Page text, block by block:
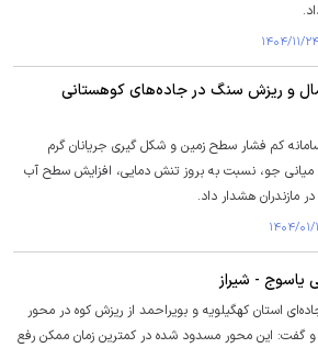
و ریزش سنگ در جاده‌های کوهستانی
سامانه کم فشار سطح زمین و شکل گیری جریانان گرم
میانی جو، نسبت به بروز تنش دمایی، افزایش سطح آب
مازندران هشدار داد.
یاسوج - شیراز
استان کهگیلویه و بویراحمد از ریزش کوه در محور
و گفت: این محور مسدود شده در کمترین زمان ممکن رفع